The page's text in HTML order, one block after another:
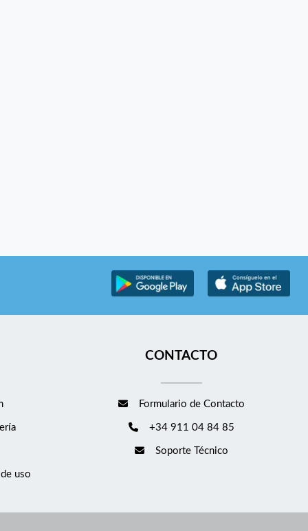
uso
CONTACTO
Formulario de Contacto
+34 911 04 84 85
Soporte Técnico